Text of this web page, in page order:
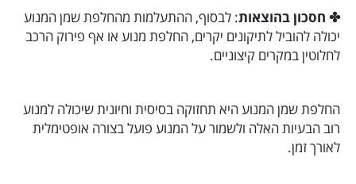
✤ חסכון בהוצאות: לבסוף, ההתעלמות מהחלפת שמן המנוע
יכולה להוביל לתיקונים יקרים, החלפת מנוע או אף פירוק הרכב
לחלוטין במקרים קיצוניים.
החלפת שמן המנוע היא תחזוקה בסיסית וחיונית שיכולה למנוע
רוב הבעיות האלה ולשמור על המנוע פועל בצורה אופטימלית
לאורך זמן.